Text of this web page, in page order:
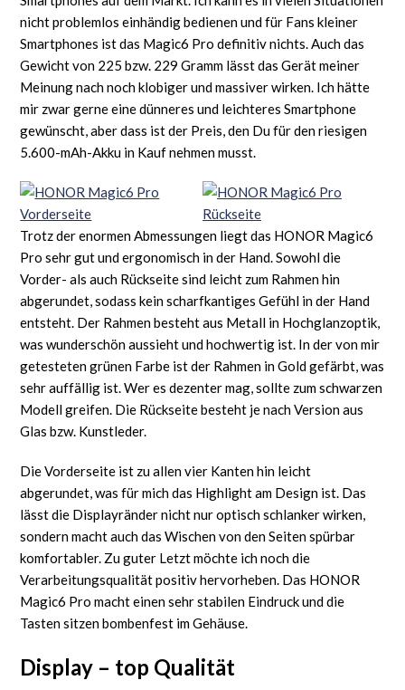
nicht problemlos einhändig bedienen und für Fans kleiner
Smartphones ist das Magic6 Pro definitiv nichts. Auch das
Gewicht von 225 bzw. 229 Gramm lässt das Gerät meiner
Meinung nach noch klobiger und massiver wirken. Ich hätte
mir zwar gerne eine dünneres und leichteres Smartphone
gewünscht, aber dass ist der Preis, den Du für den riesigen
5.600-mAh-Akku in Kauf nehmen musst.
Trotz der enormen Abmessungen liegt das HONOR Magic6
Pro sehr gut und ergonomisch in der Hand. Sowohl die
Vorder- als auch Rückseite sind leicht zum Rahmen hin
abgerundet, sodass kein scharfkantiges Gefühl in der Hand
entsteht. Der Rahmen besteht aus Metall in Hochglanzoptik,
was wunderschön aussieht und hochwertig ist. In der von mir
getesteten grünen Farbe ist der Rahmen in Gold gefärbt, was
sehr auffällig ist. Wer es dezenter mag, sollte zum schwarzen
Modell greifen. Die Rückseite besteht je nach Version aus
Glas bzw. Kunstleder.
Die Vorderseite ist zu allen vier Kanten hin leicht
abgerundet, was für mich das Highlight am Design ist. Das
lässt die Displayränder nicht nur optisch schlanker wirken,
sondern macht auch das Wischen von den Seiten spürbar
komfortabler. Zu guter Letzt möchte ich noch die
Verarbeitungsqualität positiv hervorheben. Das HONOR
Magic6 Pro macht einen sehr stabilen Eindruck und die
Tasten sitzen bombenfest im Gehäuse.
Display – top Qualität